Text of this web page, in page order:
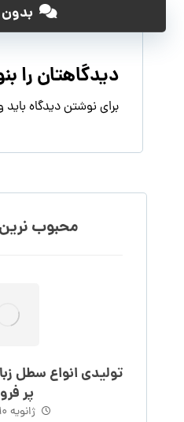
بدون
دیدگاهتان را
برای نوشتن دیدگاه باید
محبوب
تولیدی انواع سطل
پر
ژانویه 10, 2019